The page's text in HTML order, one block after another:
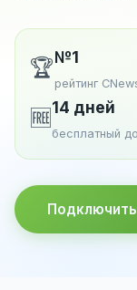
🏆№1
рейтинг
🆓14 дней
бесплатный
Подключить